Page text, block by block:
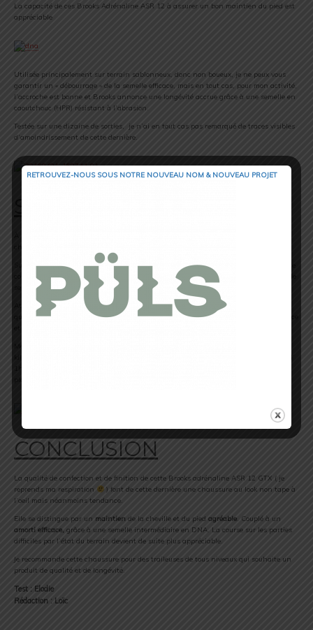
La capacité de ces Brooks Adrénaline ASR 12 à assurer un bon maintien du pied est
appréciable
Utilisée principalement sur terrain sablonneux, donc non boueux, je ne peux vous
garantir un « débourrage » de la semelle efficace, mais en tout cas, pour mon activité,
l’accroche est bonne et Brooks annonce une longévité accrue grâce à une semelle en
caoutchouc (HPR) résistant à l’abrasion.
Testée sur une dizaine de sorties, je n’ai en tout cas pas remarqué de traces visibles
d’amoindrissement de cette dernière.
terrains accidenté, l’accroche et l’équilibre sont au rendez vous. La sensation de
confort et de maintien du pied est bien présente et cela devient un réel plaisir que de
se prendre au jeu d’un bon fartlek.
Attention on est quand même loin de crampons surdimensionnés et donc je pense
que sur terrain boueux, ces brooks seront peut être un peu limite quand à l’adhérence
CONCLUSION
La qualité de confection et de finition de cette Brooks adrénaline ASR 12 GTX ( je
reprends ma respiration
) font de cette dernière une chaussure au look non tape à
l’oeil mais néanmoins tendance.
Elle se distingue par un maintien de la cheville et du pied agréable. Couplé à un
amorti efficace, grâce à une semelle intermédiaire en DNA. La course sur les parties
difficiles par l’état du terrain devient de suite plus appréciable.
Je recommande cette chaussure pour des traileuses de tous niveaux qui souhaite un
produit de qualité et de longévité.
Test : Elodie
Rédaction : Loïc
RETROUVEZ-NOUS SOUS NOTRE NOUVEAU NOM & NOUVEAU PROJET